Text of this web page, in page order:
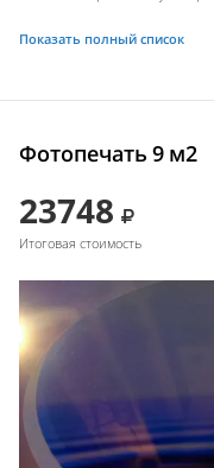
Показать полный список
Фотопечать 9 м2
23748
Итоговая стоимость